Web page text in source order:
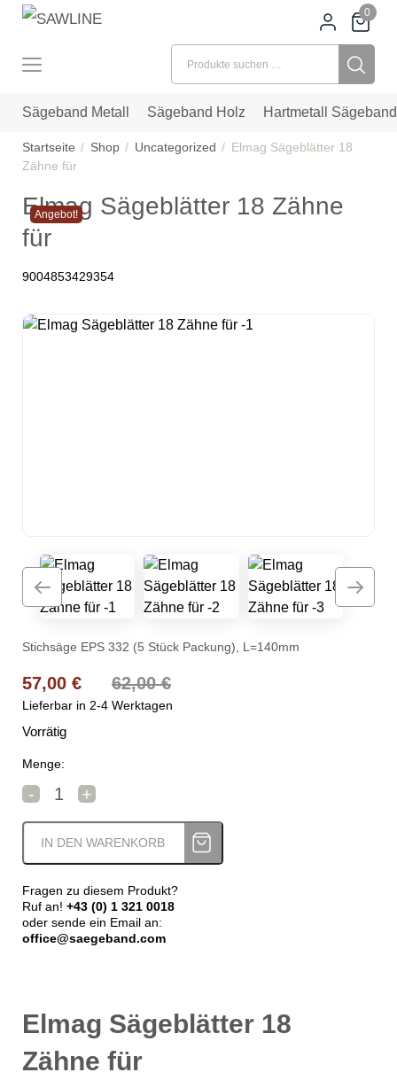
0
Suchen nach:
Sägeband Metall Sägeband Holz Hartmetall Sägeband
Startseite Shop Uncategorized
Elmag Sägeblätter 18
Zähne für
Elmag Sägeblätter 18 Zähne
für
9004853429354
Angebot!
Stichsäge EPS 332 (5 Stück Packung), L=140mm
62,00€
Ursprünglicher Preis war: 62,00 €
57,00 €
Aktueller Preis ist: 57,00 €.
Lieferbar in 2-4 Werktagen
Vorrätig
Menge:
-
Elmag Sägeblätter 18 Zähne für Menge
+
IN DEN WARENKORB
Fragen zu diesem Produkt?
Ruf an! +43 (0) 1 321 0018
oder sende ein Email an:
office@saegeband.com
Elmag Sägeblätter 18
Zähne für